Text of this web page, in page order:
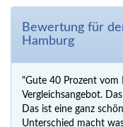
Bewertung für
Hamburg
"Gute 40 Prozent vom
Vergleichsangebot.
Das ist eine ganz
Unterschied macht